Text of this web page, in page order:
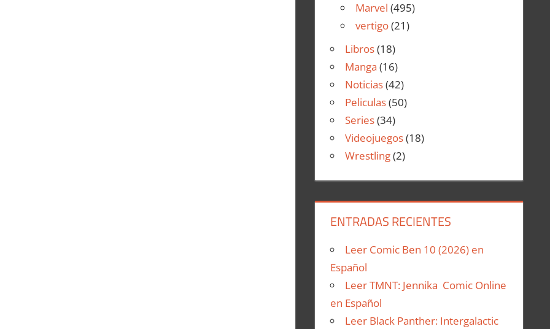
Marvel (495)
vertigo(21)
Libros(18)
Manga (16)
Noticias(42)
Peliculas(50)
Series(34)
Videojuegos(18)
Wrestling(2)
ENTRADAS RECIENTES
Leer Comic Ben 10 (2026) en
Español
Leer TMNT: Jennika Comic Online
en Español
Leer Black Panther: Intergalactic